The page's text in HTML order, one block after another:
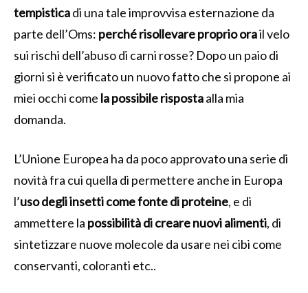
tempisticadi una tale improvvisa esternazione da
parte dell’Oms: perché risollevare proprio orail velo
sui rischi dell’abuso di carni rosse? Dopo un paio di
giorni si è verificato un nuovo fatto che si propone ai
miei occhi come la possibile rispostaalla mia
domanda.
L’Unione Europea ha da poco approvato una serie di
novità fra cui quella di permettere anche in Europa
l’uso degli insetti come fonte di proteine, e di
ammettere la possibilità di creare nuovi alimenti, di
sintetizzare nuove molecole da usare nei cibi come
conservanti, coloranti etc..